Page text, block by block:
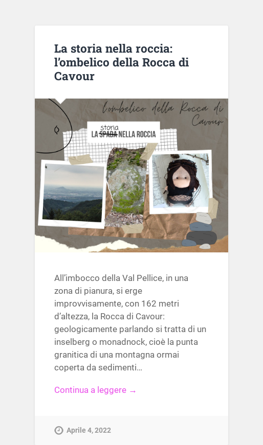
La storia nella roccia:
l’ombelico della Rocca di
Cavour
All’imbocco della Val Pellice, in una
zona di pianura, si erge
improvvisamente, con 162 metri
d’altezza, la Rocca di Cavour:
geologicamente parlando si tratta di un
inselberg o monadnock, cioè la punta
granitica di una montagna ormai
coperta da sedimenti…
Continua a leggere →
Aprile 4, 2022